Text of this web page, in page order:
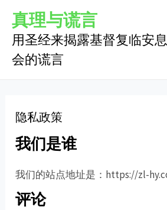
真理与谎言
用圣经来揭露基督复临安
会的谎言
隐私政策
我们是谁
我们的站点地址是：https://zl-
评论